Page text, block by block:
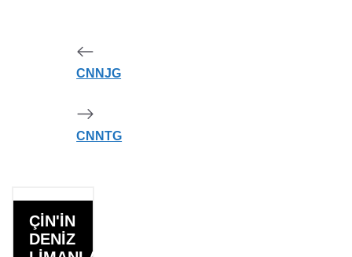
CNNJG
CNNTG
ÇİN'İN
DENİZ